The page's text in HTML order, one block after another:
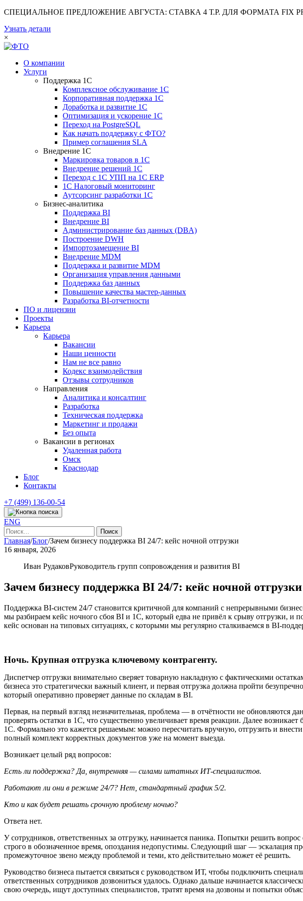
СПЕЦИАЛЬНОЕ ПРЕДЛОЖЕНИЕ АВГУСТА: СТАВКА 4 Т.Р. ДЛЯ ФОРМАТА FIX
Узнать детали
×
О компании
Услуги
Поддержка 1С
Комплексное обслуживание 1С
Корпоративная поддержка 1С
Доработка и развитие 1С
Оптимизация и ускорение 1С
Переход на PostgreSQL
Как начать поддержку с ФТО?
Пример соглашения SLA
Внедрение 1С
Маркировка товаров в 1С
Внедрение решений 1С
Переход с 1С УПП на 1С ERP
1С Налоговый мониторинг
Аутсорсинг разработки 1С
Бизнес-аналитика
Поддержка BI
Внедрение BI
Администрирование баз данных (DBA)
Построение DWH
Импортозамещение BI
Внедрение MDM
Поддержка и развитие MDM
Организация управления данными
Поддержка баз данных
Повышение качества мастер-данных
Разработка BI-отчетности
ПО и лицензии
Проекты
Карьера
Карьера
Вакансии
Наши ценности
Нам не все равно
Кодекс взаимодействия
Отзывы сотрудников
Направления
Аналитика и консалтинг
Разработка
Техническая поддержка
Маркетинг и продажи
Без опыта
Вакансии в регионах
Удаленная работа
Омск
Краснодар
Блог
Контакты
+7 (499) 136-00-54
ENG
Найти:
Главная/Блог/Зачем бизнесу поддержка BI 24/7: кейс ночной отгрузки
16 января, 2026
Иван РудаковРуководитель групп сопровождения и развития BI
Зачем бизнесу поддержка BI 24/7: кейс ночной отгрузки
Поддержка BI-систем 24/7 становится критичной для компаний с непрерывными
мы разбираем кейс ночного сбоя BI и 1С, который едва не привёл к срыву отгрузки, и
кейс основан на типовых ситуациях, с которыми мы регулярно сталкиваемся в BI-
Ночь. Крупная отгрузка ключевому контрагенту.
Диспетчер отгрузки внимательно сверяет товарную накладную с фактическими
бизнеса это стратегически важный клиент, и первая отгрузка должна пройти
который оперативно проверяет данные по складам в BI.
Первая, на первый взгляд незначительная, проблема — в отчётности не обновляются
проверять остатки в 1С, что существенно увеличивает время реакции. Далее
1С. Формально это кажется решаемым: можно пересчитать вручную, отгрузить и
полный комплект корректных документов уже на момент выезда.
Возникает целый ряд вопросов:
Есть ли поддержка? Да, внутренняя — силами штатных ИТ-специалистов.
Работают ли они в режиме 24/7? Нет, стандартный график 5/2.
Кто и как будет решать срочную проблему ночью?
Ответа нет.
У сотрудников, ответственных за отгрузку, начинается паника. Попытки решить
строго в обозначенное время, опоздания недопустимы. Следующий шаг — эскалация
промежуточное звено между проблемой и теми, кто действительно может её решить.
Руководство бизнеса пытается связаться с руководством ИТ, чтобы подключить
ответственных сотрудников дозвониться удалось. Однако дальше начинается
свою очередь, ищут доступных специалистов, тратят время на дозвоны и попытки